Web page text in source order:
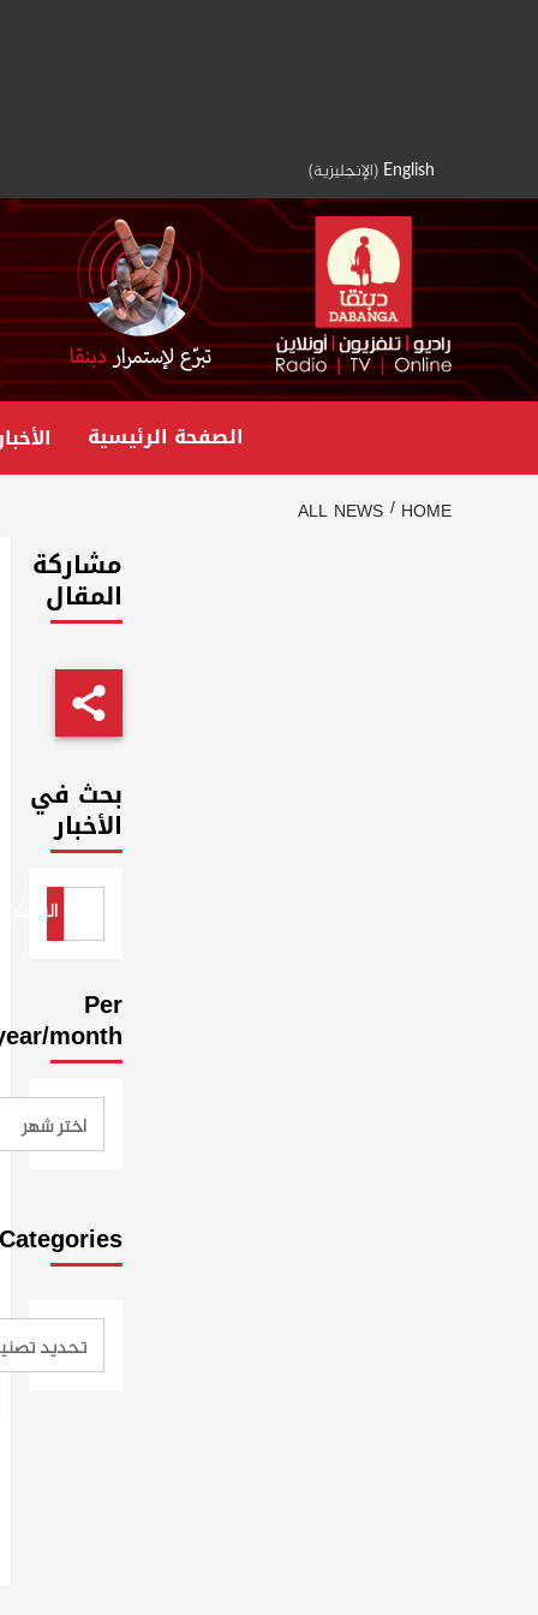
English
(الإنجليزية)
الصفحة الرئيسية
HOME
ALL NEWS
مشاركة
المقال
بحث في
الأخبار
البحث
Per
month
Categories